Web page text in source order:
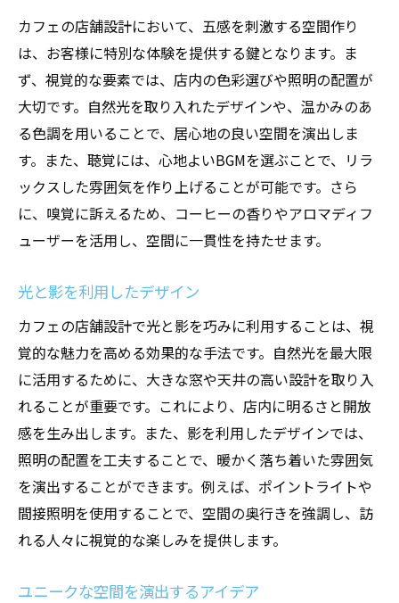
カフェの店舗設計において、五感を刺激する空間作り
は、お客様に特別な体験を提供する鍵となります。ま
ず、視覚的な要素では、店内の色彩選びや照明の配置が
大切です。自然光を取り入れたデザインや、温かみのあ
る色調を用いることで、居心地の良い空間を演出しま
す。また、聴覚には、心地よいBGMを選ぶことで、リラ
ックスした雰囲気を作り上げることが可能です。さら
に、嗅覚に訴えるため、コーヒーの香りやアロマディフ
ューザーを活用し、空間に一貫性を持たせます。
光と影を利用したデザイン
カフェの店舗設計で光と影を巧みに利用することは、視
覚的な魅力を高める効果的な手法です。自然光を最大限
に活用するために、大きな窓や天井の高い設計を取り入
れることが重要です。これにより、店内に明るさと開放
感を生み出します。また、影を利用したデザインでは、
照明の配置を工夫することで、暖かく落ち着いた雰囲気
を演出することができます。例えば、ポイントライトや
間接照明を使用することで、空間の奥行きを強調し、訪
れる人々に視覚的な楽しみを提供します。
ユニークな空間を演出するアイデア